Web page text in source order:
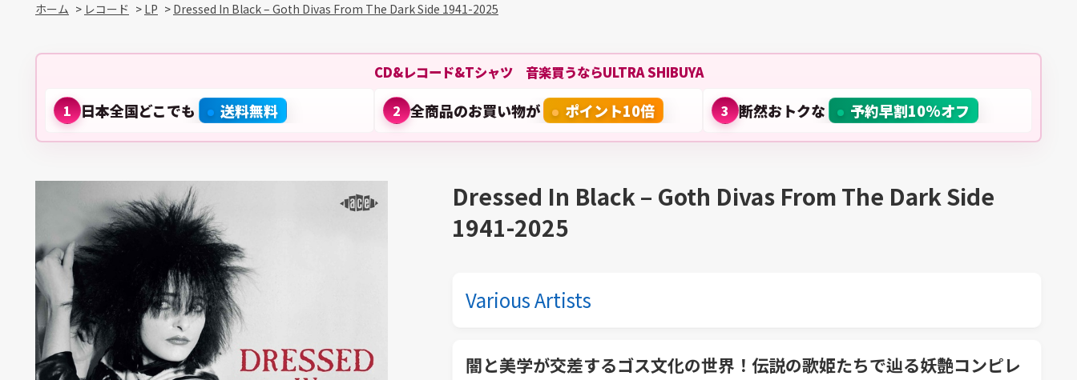
ホーム > レコード > LP > Dressed In Black – Goth Divas From The Dark Side 1941-2025
CD&レコード&Tシャツ 音楽買うならULTRA SHIBUYA
1 日本全国どこでも 送料無料 2 全商品のお買い物が ポイント10倍 3 断然おトクな 予約早割10%オフ
Dressed In Black – Goth Divas From The Dark Side
1941-2025
Various Artists
闇と美学が交差するゴス文化の世界！伝説の歌姫たちで辿る妖艶コンピレ